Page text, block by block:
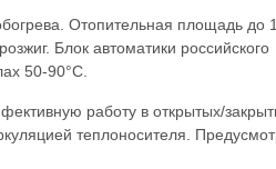
Отопительная площадь до
Блок автоматики российского
50-90°С.
работу в открытых/
теплоносителя.